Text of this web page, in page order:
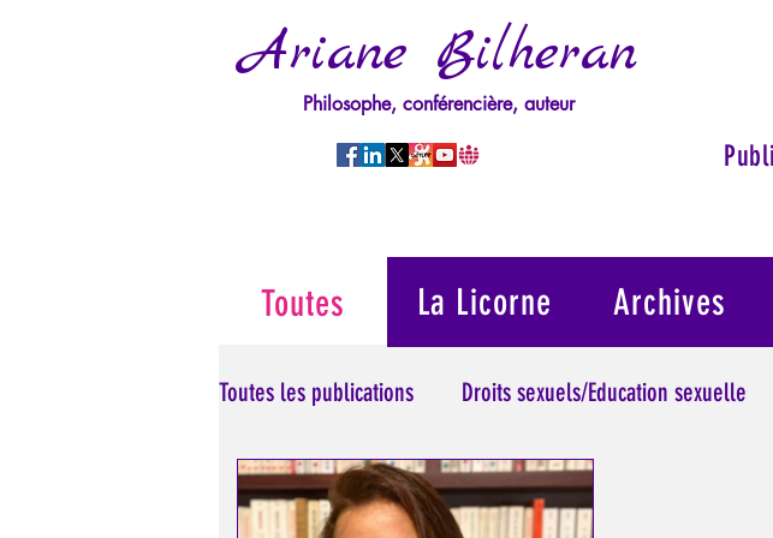
Ariane Bilheran
Philosophe, conférencière, auteur
Toutes les publications Droits sexuels/Education sexuelle
Manipulation/Perversion Mythologie - Savoir des
La Licorne Archives
Toutes